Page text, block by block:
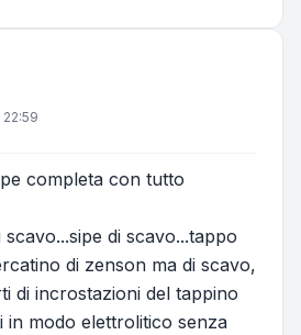
completa con tutto
di scavo...tappo
di zenson ma di scavo,
di incrostazioni del tappino
in modo elettrolitico senza